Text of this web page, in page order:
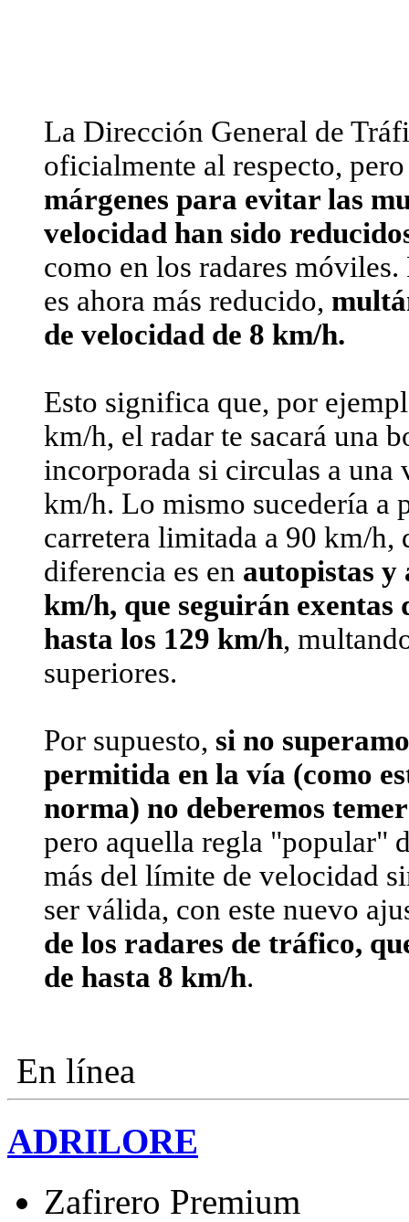
La Dirección General de
oficialmente al respecto,
márgenes para evitar las
velocidad han sido
como en los radares
es ahora más reducido,
de velocidad de 8 km/h.
Esto significa que, por
km/h, el radar te sacará una
incorporada si circulas a una
km/h. Lo mismo sucedería a
carretera limitada a 90 km/h,
diferencia es en autopistas y
km/h, que seguirán exentas
hasta los 129 km/h,
superiores.
Por supuesto, si no
permitida en la vía (como
norma) no deberemos
pero aquella regla "popular"
más del límite de velocidad
ser válida, con este nuevo
de los radares de tráfico,
de hasta 8 km/h.
En línea
ADRILORE
Zafirero Premium